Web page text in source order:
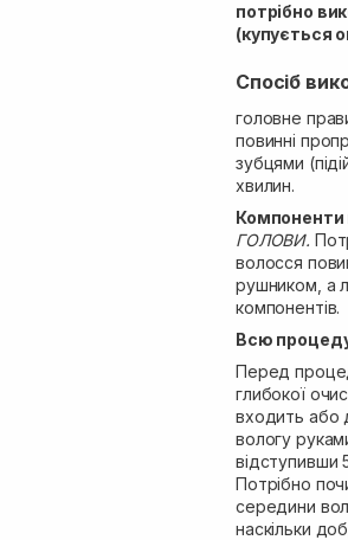
потрібно
(купується
Спосіб
головне
повинні
зубцями
хвилин.
Компоненти
ГОЛОВИ.
волосся
рушником, а
компонентів.
Всю
Перед
глибокої
входить або
вологу
відступивши
Потрібно
середини
наскільки